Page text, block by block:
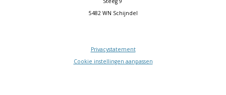
5482 WN Schijndel
Privacystatement
Cookie instellingen aanpassen